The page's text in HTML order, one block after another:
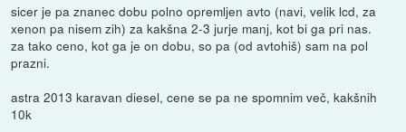
sicer je pa znanec dobu polno opremljen avto (navi, velik lcd, za
xenon pa nisem zih) za kakšna 2-3 jurje manj, kot bi ga pri nas.
za tako ceno, kot ga je on dobu, so pa (od avtohiš) sam na pol
prazni.
astra 2013 karavan diesel, cene se pa ne spomnim več, kakšnih
10k